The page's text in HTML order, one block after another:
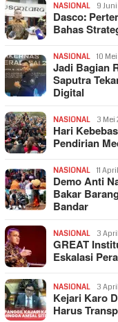
NASIONAL 9
Dasco:
Bahas
NASIONAL 10
Jadi Bagian
Saputra
Digital
NASIONAL 3 Mei
Hari
Pendirian
NASIONAL 11
Demo Anti
Bakar
Bandar
NASIONAL 3
GREAT
Eskalasi
NASIONAL 3
Kejari Karo
Harus